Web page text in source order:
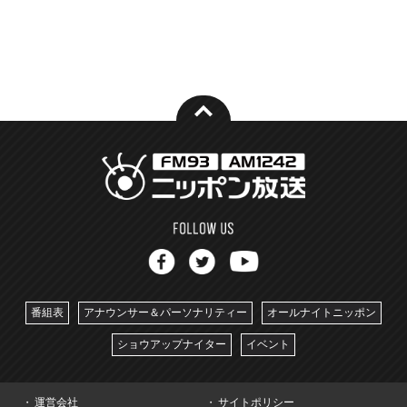
番組表 アナウンサー＆パーソナリティー オールナイトニッポン
ショウアップナイター イベント
運営会社 サイトポリシー